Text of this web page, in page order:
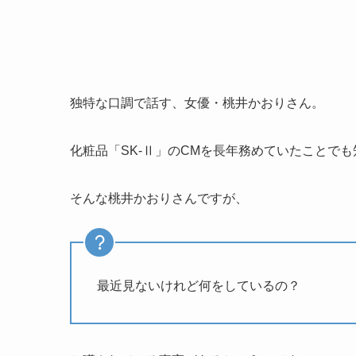
独特な口調で話す、女優・桃井かおりさん。
化粧品「SK-Ⅱ」のCMを長年務めていたことでも
そんな桃井かおりさんですが、
最近見ないけれど何をしているの？